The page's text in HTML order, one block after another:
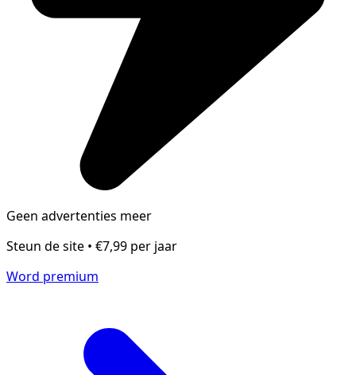
Geen advertenties meer
Steun de site • €7,99 per jaar
Word premium